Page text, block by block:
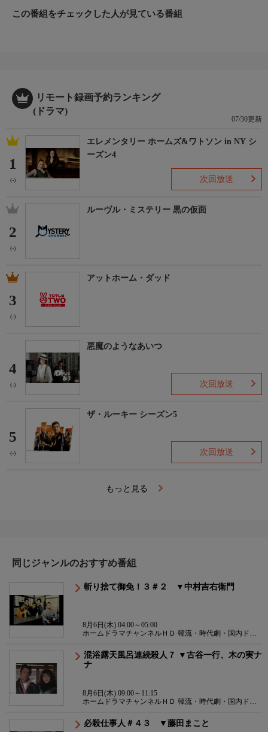
つかる。米田は捜査一課の刑事・熊野剛一（永井大）とコンビを
【サブタイトル】
-
【放送・製作】
【話数】
-
【視聴制限】
-
この番組をチェックした人が見ている番組
リモート録画予約ランキング
(ドラマ)
07/30更新
1
(-)
エレメンタリー ホームズ&ワトソン in NY シ
ーズン4
次回放送
2
(-)
ルーヴル・ミステリー 黒の仮面
3
(-)
アットホーム・ダッド
4
(-)
悪魔のようなあいつ
次回放送
5
(-)
ザ・ルーキー シーズン5
次回放送
もっと見る
同じジャンルのおすすめ番組
斬り捨て御免！３＃２ ▼中村吉右衛門
8月6日(木) 04:00～05:00
ホームドラマチャンネルＨＤ 韓流・時代劇・国内ドラ
混浴露天風呂連続殺人７ ▼古谷一行、木の実ナ
ナ
8月6日(木) 09:00～11:15
ホームドラマチャンネルＨＤ 韓流・時代劇・国内ドラ
必殺仕事人＃４３ ▼藤田まこと